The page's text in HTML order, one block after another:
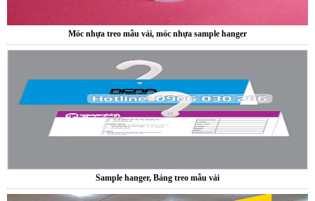
Sample hanger, Bảng treo mẫu vải
Hanger quảng cáo treo trần nhà